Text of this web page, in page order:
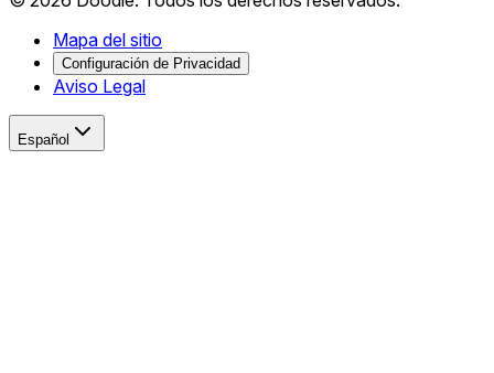
Mapa del sitio
Configuración de Privacidad
Aviso Legal
Español